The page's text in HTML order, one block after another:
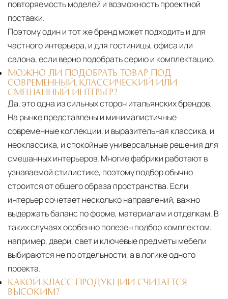
повторяемость моделей и возможность проектной
поставки.
Поэтому один и тот же бренд может подходить и для
частного интерьера, и для гостиницы, офиса или
салона, если верно подобрать серию и комплектацию.
МОЖНО ЛИ ПОДОБРАТЬ ТОВАР ПОД
СОВРЕМЕННЫЙ, КЛАССИЧЕСКИЙ ИЛИ
СМЕШАННЫЙ ИНТЕРЬЕР?
Да, это одна из сильных сторон итальянских брендов.
На рынке представлены и минималистичные
современные коллекции, и выразительная классика, и
неоклассика, и спокойные универсальные решения для
смешанных интерьеров. Многие фабрики работают в
узнаваемой стилистике, поэтому подбор обычно
строится от общего образа пространства. Если
интерьер сочетает несколько направлений, важно
выдержать баланс по форме, материалам и отделкам. В
таких случаях особенно полезен подбор комплектом:
например, двери, свет и ключевые предметы мебели
выбираются не по отдельности, а в логике одного
проекта.
КАКОЙ КЛАСС ПРОДУКЦИИ СЧИТАЕТСЯ
ВЫСОКИМ?